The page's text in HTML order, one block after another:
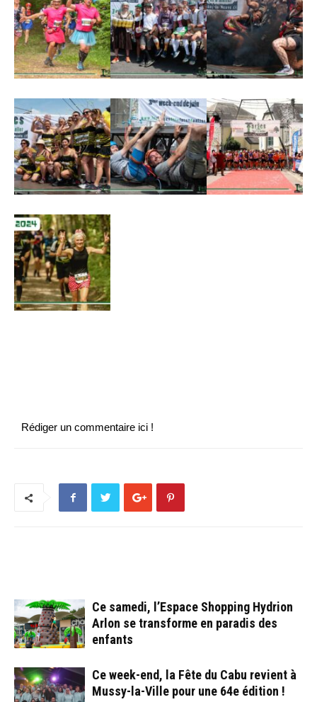
Rédiger un commentaire ici !
Ce samedi, l’Espace Shopping Hydrion
Arlon se transforme en paradis des
enfants
Ce week-end, la Fête du Cabu revient à
Mussy-la-Ville pour une 64e édition !